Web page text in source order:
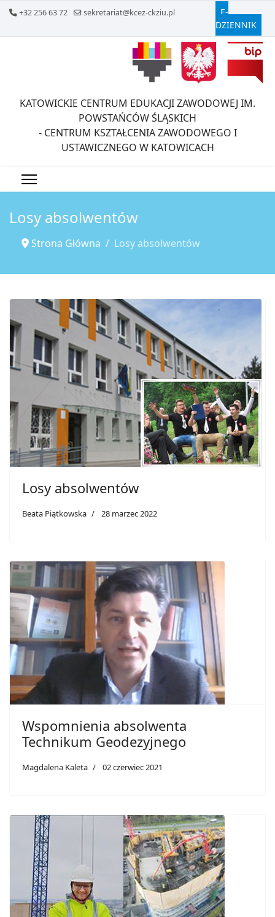
+32 256 63 72 sekretariat@kcez-ckziu.pl
E-
DZIENNIK
KATOWICKIE CENTRUM EDUKACJI ZAWODOWEJ IM.
POWSTAŃCÓW ŚLĄSKICH
- CENTRUM KSZTAŁCENIA ZAWODOWEGO I
USTAWICZNEGO W KATOWICACH
Losy absolwentów
Strona Główna Losy absolwentów
Losy absolwentów
Beata Piątkowska 28 marzec 2022
Wspomnienia absolwenta
Technikum Geodezyjnego
Magdalena Kaleta 02 czerwiec 2021